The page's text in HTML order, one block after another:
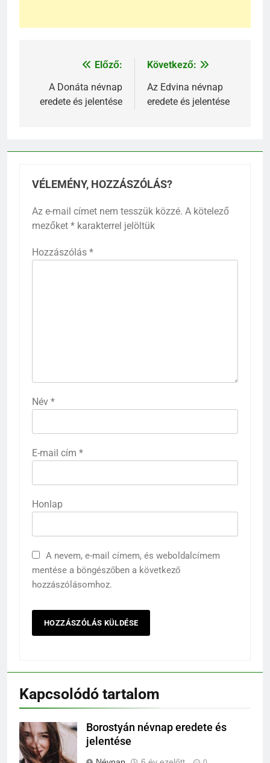
Bejegyzés
navigáció
Előző:
A Donáta névnap
eredete és jelentése
Következő:
Az Edvina névnap
eredete és jelentése
VÉLEMÉNY, HOZZÁSZÓLÁS?
Az e-mail címet nem tesszük közzé. A kötelező
mezőket * karakterrel jelöltük
Hozzászólás *
Név *
E-mail cím *
Honlap
A nevem, e-mail címem, és weboldalcímem
mentése a böngészőben a következő
hozzászólásomhoz.
Kapcsolódó tartalom
Borostyán névnap eredete és
jelentése